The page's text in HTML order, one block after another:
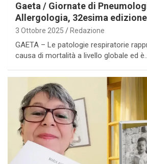
Gaeta / Giornate di
Allergologia, 32esima edizione
3 Ottobre 2025 Redazione
GAETA – Le patologie respiratorie
causa di mortalità a livello globale ed